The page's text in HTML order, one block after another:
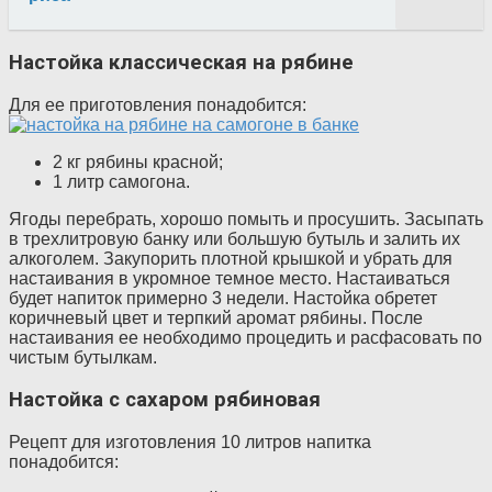
Настойка классическая на рябине
Для ее приготовления понадобится:
2 кг рябины красной;
1 литр самогона.
Ягоды перебрать, хорошо помыть и просушить. Засыпать
в трехлитровую банку или большую бутыль и залить их
алкоголем. Закупорить плотной крышкой и убрать для
настаивания в укромное темное место. Настаиваться
будет напиток примерно 3 недели. Настойка обретет
коричневый цвет и терпкий аромат рябины. После
настаивания ее необходимо процедить и расфасовать по
чистым бутылкам.
Настойка с сахаром рябиновая
Рецепт для изготовления 10 литров напитка
понадобится: